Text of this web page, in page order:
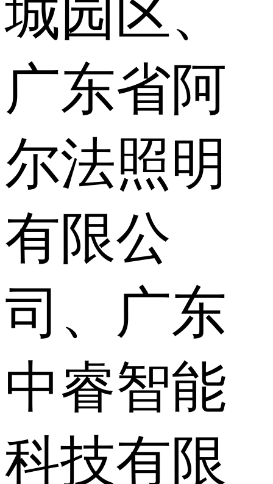
城园区、
广东省阿
尔法照明
有限公
司、广东
中睿智能
科技有限